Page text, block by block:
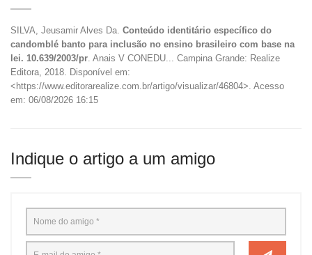
SILVA, Jeusamir Alves Da. Conteúdo identitário específico do
candomblé banto para inclusão no ensino brasileiro com base na
lei. 10.639/2003/pr . Anais V CONEDU... Campina Grande: Realize
Editora, 2018. Disponível em:
<https://www.editorarealize.com.br/artigo/visualizar/46804>. Acesso
em: 06/08/2026 16:15
Indique o artigo a um amigo